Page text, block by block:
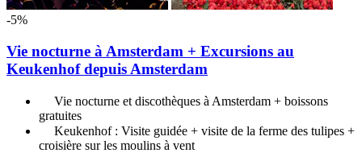
-5%
Vie nocturne à Amsterdam + Excursions au
Keukenhof depuis Amsterdam
Vie nocturne et discothèques à Amsterdam + boissons
gratuites
Keukenhof : Visite guidée + visite de la ferme des tulipes +
croisière sur les moulins à vent